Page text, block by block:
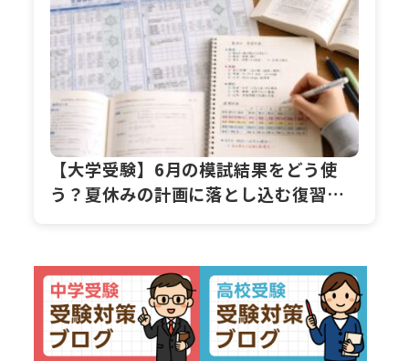
【大学受験】6月の模試結果をどう使
う？夏休みの計画に落とし込む復習ス